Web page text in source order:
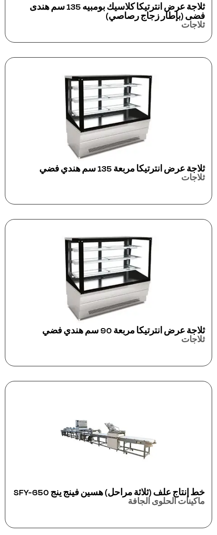
ثلاجة عرض انترتيكا كلاسيك بومبيه 135 سم هندى
فضى (بإطار زجاج رصاصي)
ثلاجات
ثلاجة عرض انترتيكا مربعة 135 سم هندي فضي
ثلاجات
ثلاجة عرض انترتيكا مربعة 90 سم هندي فضي
ثلاجات
خط إنتاج علف (ثلاثة مراحل) هسين فينج ينج SFY-650
ماكينات الحلوى الجافة